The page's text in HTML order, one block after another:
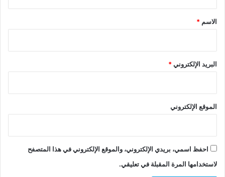
*
الاسم *
البريد الإلكتروني*
الموقع الإلكتروني
احفظ اسمي، بريدي الإلكتروني، والموقع الإلكتروني في هذا المتصفح
لاستخدامها المرة المقبلة في تعليقي.